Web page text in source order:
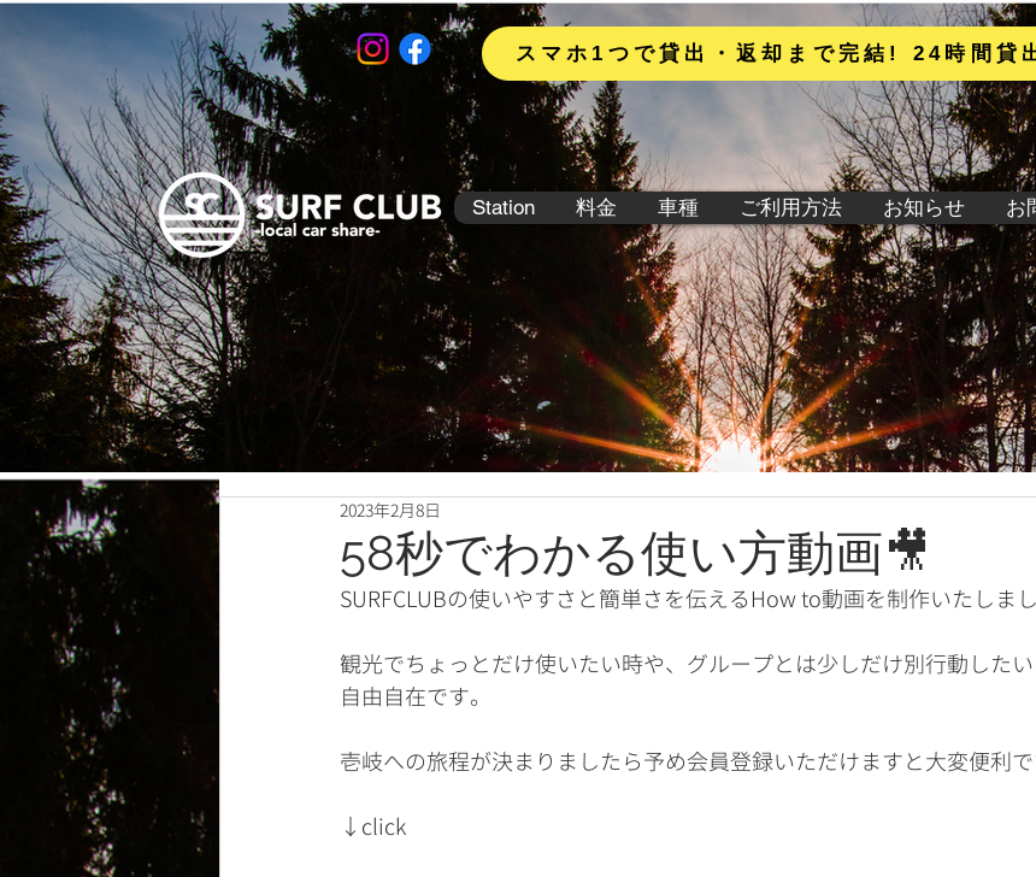
スマホ1つで貸出・返却まで完結! 24時間貸
Station 料金 車種 ご利用方法 お知らせ お
58秒でわかる使い方動画🎥
2023年2月8日
SURFCLUBの使いやすさと簡単さを伝えるHow to動画を制作いたしまし
観光でちょっとだけ使いたい時や、グループとは少しだけ別行動した
自由自在です。
壱岐への旅程が決まりましたら予め会員登録いただけますと大変便利で
↓click